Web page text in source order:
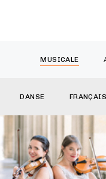
MUSICALE
DANSE